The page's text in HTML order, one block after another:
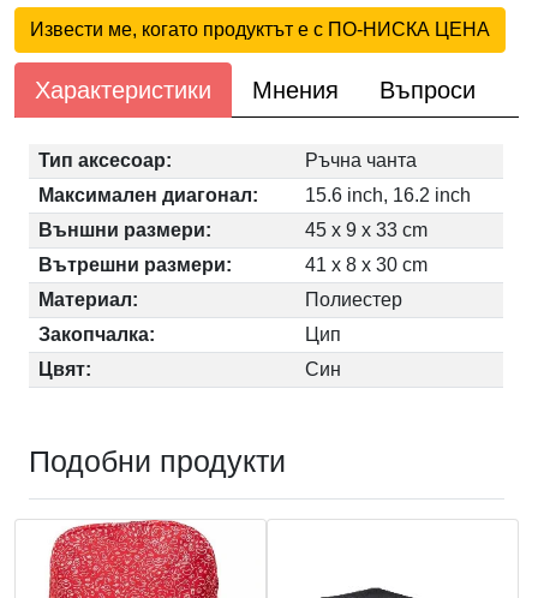
Извести ме, когато продуктът е с ПО-НИСКА ЦЕНА
Характеристики Мнения Въпроси
Тип аксесоар:
Ръчна чанта
Максимален диагонал:
15.6 inch, 16.2 inch
Външни размери:
45 x 9 x 33 cm
Вътрешни размери:
41 x 8 x 30 cm
Материал:
Полиестер
Закопчалка:
Цип
Цвят:
Син
Подобни продукти